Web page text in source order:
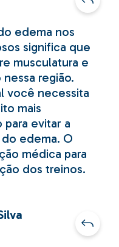
edema nos
significa que
musculatura e
região.
você necessita
mais
evitar a
edema. O
médica para
dos treinos.